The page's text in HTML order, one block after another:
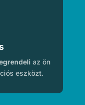
az ön
eszközt.